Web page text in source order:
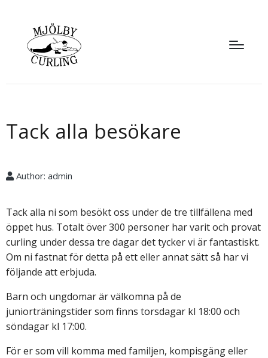
Tack alla besökare
Author: admin
Tack alla ni som besökt oss under de tre tillfällena med
öppet hus. Totalt över 300 personer har varit och provat
curling under dessa tre dagar det tycker vi är fantastiskt.
Om ni fastnat för detta på ett eller annat sätt så har vi
följande att erbjuda.
Barn och ungdomar är välkomna på de
juniorträningstider som finns torsdagar kl 18:00 och
söndagar kl 17:00.
För er som vill komma med familjen, kompisgäng eller